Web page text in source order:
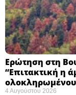
Ερώτηση στη
“Eπιτακτική η
4 Αυγούστου 2026